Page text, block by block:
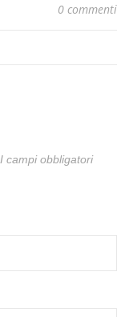
0 commenti
I campi obbligatori